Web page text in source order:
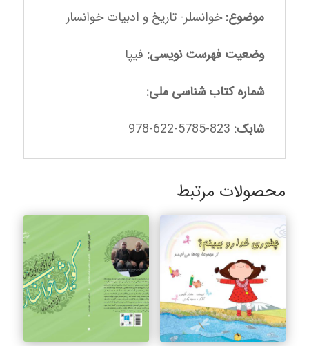
موضوع:خوانسلر- تاریخ و ادبیات خوانسار
وضعیت فهرست نویسی: فیپا
شماره کتاب شناسی ملی:
شابک:
محصولات مرتبط